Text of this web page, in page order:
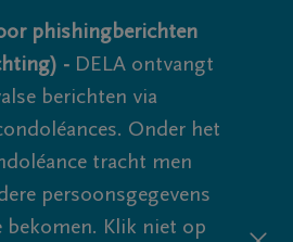
phishingberichten
- DELA ontvangt
berichten via
Onder het
tracht men
persoonsgegevens
bekomen. Klik niet op